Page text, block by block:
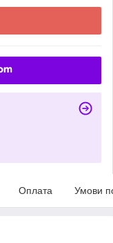
Оплата Умови